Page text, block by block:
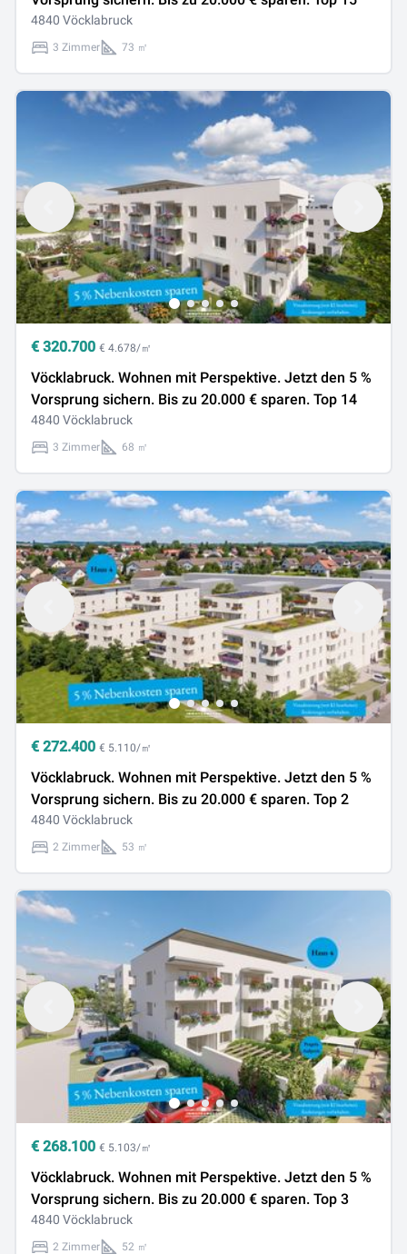
4840 Vöcklabruck
3 Zimmer 73 ㎡
€ 320.700 € 4.678/㎡
Vöcklabruck. Wohnen mit Perspektive. Jetzt den 5 %
Vorsprung sichern. Bis zu 20.000 € sparen. Top 14
4840 Vöcklabruck
3 Zimmer 68 ㎡
€ 272.400 € 5.110/㎡
Vöcklabruck. Wohnen mit Perspektive. Jetzt den 5 %
Vorsprung sichern. Bis zu 20.000 € sparen. Top 2
4840 Vöcklabruck
2 Zimmer 53 ㎡
€ 268.100 € 5.103/㎡
Vöcklabruck. Wohnen mit Perspektive. Jetzt den 5 %
Vorsprung sichern. Bis zu 20.000 € sparen. Top 3
4840 Vöcklabruck
2 Zimmer 52 ㎡